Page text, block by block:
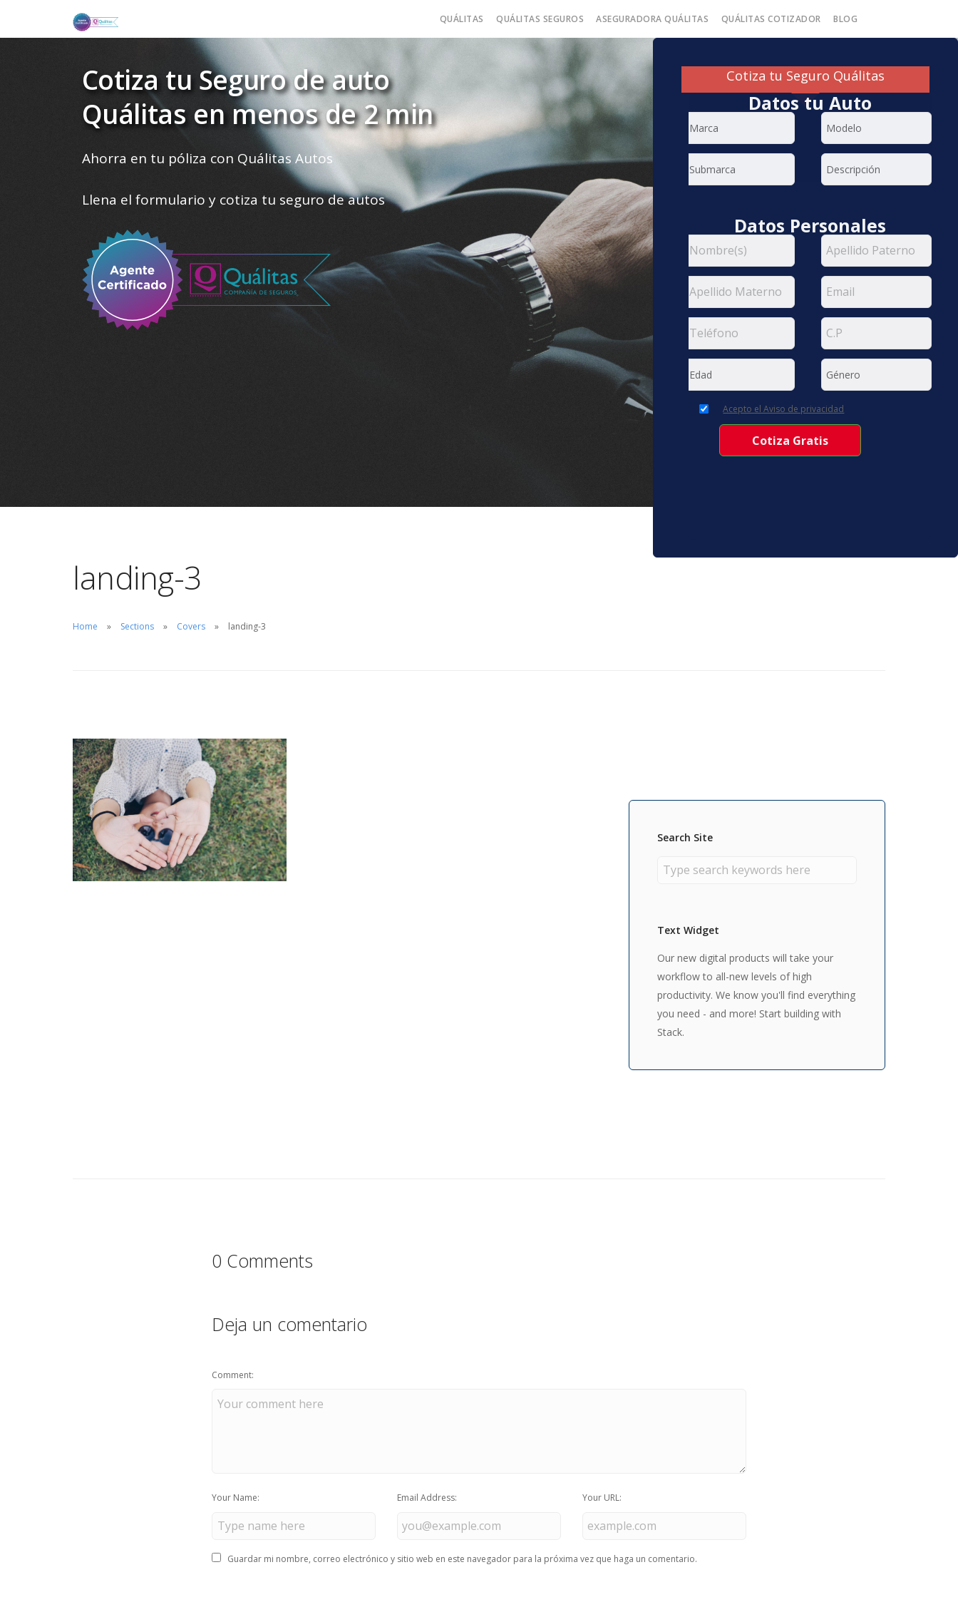
QUÁLITAS QUÁLITAS SEGUROS ASEGURADORA QUÁLITAS QUÁLITAS COTIZADOR BLOG
Cotiza tu Seguro de auto
Quálitas en menos de 2 min
Ahorra en tu póliza con Quálitas Autos
Llena el formulario y cotiza tu seguro de autos
Cotiza tu Seguro Quálitas
Datos tu Auto
Datos Personales
Acepto el Aviso de privacidad
landing-3
Home Sections Covers landing-3
Search Site
Text Widget
Our new digital products will take your
workflow to all-new levels of high
productivity. We know you'll find everything
you need - and more! Start building with
Stack.
0 Comments
Deja un comentario
Comment:
Your Name: Email Address: Your URL:
Guardar mi nombre, correo electrónico y sitio web en este navegador para la próxima vez que haga un comentario.